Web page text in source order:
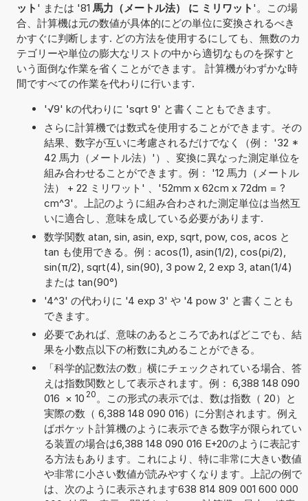
ット ' または '81 馬力（メートル法） に ミリワット '。この場
合、計算機は元の数値が具体的にどの単位に変換されるべき
かすぐに判断します. どの方法を使用するにしても、無数のカ
テゴリーや単位の膨大なリストの中から適切なものを探すと
いう面倒な作業を省くことができます。 計算機がわずかな時
間ですべての作業を代わりに行います.
'√9' kの代わりに 'sqrt 9' と書くこともできます。
さらに計算機では数式を使用することができます。その
結果、数字が互いに考慮されるだけでなく（例： '32 *
42 馬力（メートル法）'）、変換に異なった測定単位を
組み合わせることができます。例： '12 馬力（メートル
法） + 22 ミリワット' 、'52mm x 62cm x 72dm = ?
cm^3'。上記のように組み合わされた測定単位は当然互
いに適合し、意味を成している必要があります.
数学関数 atan, sin, asin, exp, sqrt, pow, cos, acos と
tan も使用できる。例：acos(1), asin(1/2), cos(pi/2),
sin(π/2), sqrt(4), sin(90), 3 pow 2, 2 exp 3, atan(1/4)
または tan(90°)
'4^3' の代わりに '4 exp 3' や '4 pow 3' と書くことも
できます。
必要であれば、意味のあるところであればどこでも、結
果を小数点以下の桁数に丸めることができる。
「科学的記数法の数」横にチェックされている場合、答
えは指数関数として表示されます。例： 6,388 148 090
016 × 10 20 。この形式の表示では、数は指数（ 20）と
実際の数（ 6,388 148 090 016）に分割されます。例え
ばポケット計算機のように表示できる数字が限られてい
る装置の場合は6,388 148 090 016 E+20のように表記す
る方法もあります。これにより、特に非常に大きい数値
や非常に小さい数値が読みやすくなります。上記の例で
は、次のように表示されます638 814 809 001 600 000